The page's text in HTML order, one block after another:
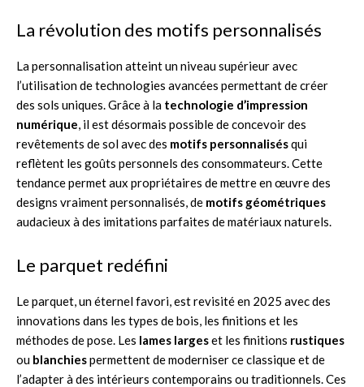
La révolution des motifs personnalisés
La personnalisation atteint un niveau supérieur avec
l’utilisation de technologies avancées permettant de créer
des sols uniques. Grâce à la technologie d’impression
numérique, il est désormais possible de concevoir des
revêtements de sol avec des motifs personnalisésqui
reflètent les goûts personnels des consommateurs. Cette
tendance permet aux propriétaires de mettre en œuvre des
designs vraiment personnalisés, de motifs géométriques
audacieux à des imitations parfaites de matériaux naturels.
Le parquet redéfini
Le parquet, un éternel favori, est revisité en 2025 avec des
innovations dans les types de bois, les finitions et les
méthodes de pose. Les lames largeset les finitions rustiques
ou blanchiespermettent de moderniser ce classique et de
l’adapter à des intérieurs contemporains ou traditionnels. Ces